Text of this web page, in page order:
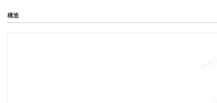
構造